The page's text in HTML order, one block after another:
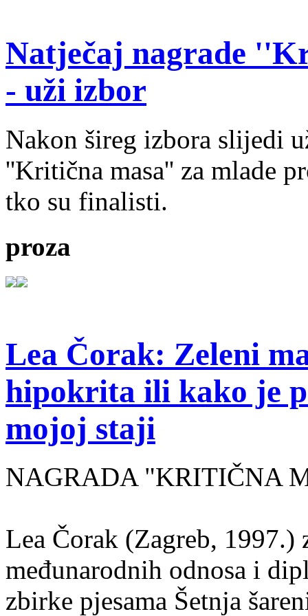
Natječaj nagrade
- uži izbor
Nakon šireg izbora slijedi
''Kritična masa'' za mlade
tko su finalisti.
proza
Lea Čorak: Zeleni
hipokrita ili kako je
mojoj staji
NAGRADA "KRITIČNA
Lea Čorak (Zagreb,
međunarodnih odnosa i
zbirke pjesama Šetnja